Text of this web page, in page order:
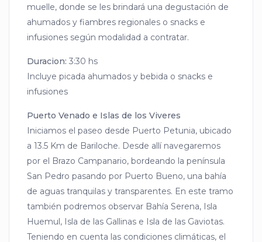
muelle, donde se les brindará una degustación de
ahumados y fiambres regionales o snacks e
infusiones según modalidad a contratar.
Duracion: 3:30 hs
Incluye picada ahumados y bebida o snacks e
infusiones
Puerto Venado e Islas de los Viveres
Iniciamos el paseo desde Puerto Petunia, ubicado
a 13.5 Km de Bariloche. Desde allí navegaremos
por el Brazo Campanario, bordeando la península
San Pedro pasando por Puerto Bueno, una bahía
de aguas tranquilas y transparentes. En este tramo
también podremos observar Bahía Serena, Isla
Huemul, Isla de las Gallinas e Isla de las Gaviotas.
Teniendo en cuenta las condiciones climáticas, el